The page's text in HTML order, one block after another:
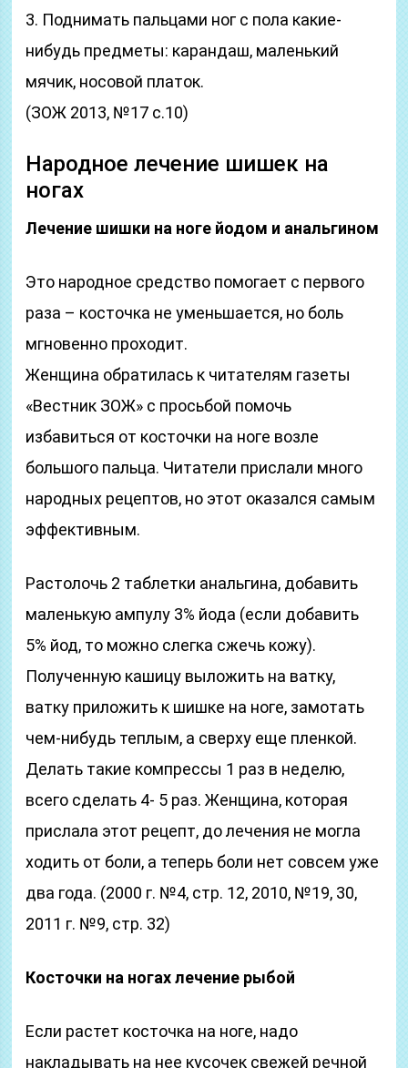
3. Поднимать пальцами ног с пола какие-
нибудь предметы: карандаш, маленький
мячик, носовой платок.
(ЗОЖ 2013, №17 с.10)
Народное лечение шишек на
ногах
Лечение шишки на ноге йодом и анальгином
Это народное средство помогает с первого
раза – косточка не уменьшается, но боль
мгновенно проходит.
Женщина обратилась к читателям газеты
«Вестник ЗОЖ» с просьбой помочь
избавиться от косточки на ноге возле
большого пальца. Читатели прислали много
народных рецептов, но этот оказался самым
эффективным.
Растолочь 2 таблетки анальгина, добавить
маленькую ампулу 3% йода (если добавить
5% йод, то можно слегка сжечь кожу).
Полученную кашицу выложить на ватку,
ватку приложить к шишке на ноге, замотать
чем-нибудь теплым, а сверху еще пленкой.
Делать такие компрессы 1 раз в неделю,
всего сделать 4- 5 раз. Женщина, которая
прислала этот рецепт, до лечения не могла
ходить от боли, а теперь боли нет совсем уже
два года. (2000 г. №4, стр. 12, 2010, №19, 30,
2011 г. №9, стр. 32)
Косточки на ногах лечение рыбой
Если растет косточка на ноге, надо
накладывать на нее кусочек свежей речной